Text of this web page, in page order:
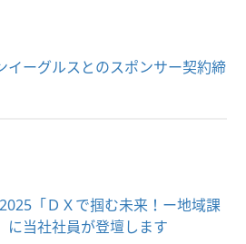
イーグルスとのスポンサー契約締
「ＤＸで掴む未来！ー地域課
に当社社員が登壇します